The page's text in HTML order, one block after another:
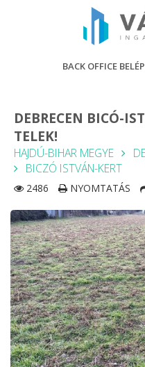
BACK OFFICE
DEBRECEN BICÓ-
TELEK!
HAJDÚ-BIHAR MEGYE
BICZÓ ISTVÁN-KERT
2486 NYOMTATÁS